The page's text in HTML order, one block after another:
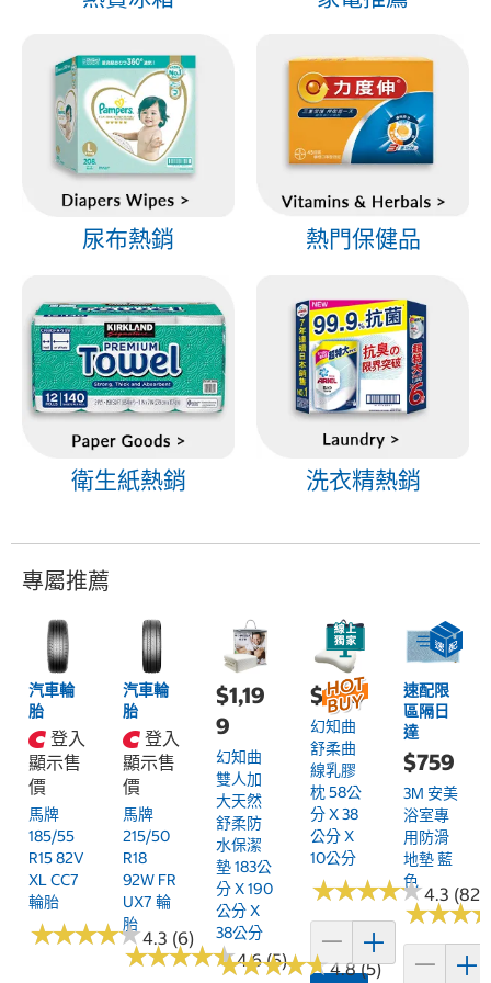
尿布熱銷 熱門保健品
衛生紙熱銷 洗衣精熱銷
專屬推薦
汽車輪
胎
登入
顯示售
價
馬牌
185/55
R15 82V
XL CC7
輪胎
★★★★★
★★★★★4.3 (6)
汽車輪
胎
登入
顯示售
價
馬牌
215/50
R18
92W FR
UX7 輪
胎
★★★★★
★★★★★4.6 (5)
$1,19
9
幻知曲
雙人加
大天然
舒柔防
水保潔
墊 183公
分 X 190
公分 X
38公分
★★★★★
★★★★★4.8 (5)
$899
幻知曲
舒柔曲
線乳膠
枕 58公
分 X 38
公分 X
10公分
★★★★★
★★★★★4.3 (82)
速配限
區隔日
達
$759
3M 安美
浴室專
用防滑
地墊 藍
色
★★★
★★★